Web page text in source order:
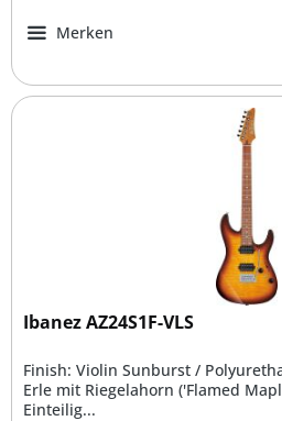
Merken
Ibanez AZ24S1F-VLS
Finish: Violin Sunburst /
Erle mit Riegelahorn ('Flamed
Einteilig...